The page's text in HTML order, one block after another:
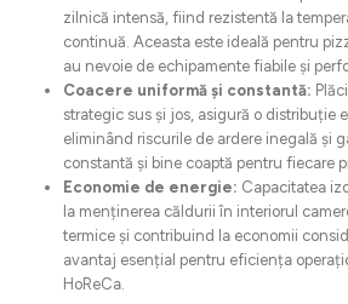
zilnică intensă, fiind rezistentă la
continuă. Aceasta este ideală pentru
au nevoie de echipamente fiabile și
Coacere uniformă și constantă:
strategic sus și jos, asigură o distribuție
eliminând riscurile de ardere inegală și
constantă și bine coaptă pentru fiecare
Economie de energie: Capacitatea
la menținerea căldurii în interiorul
termice și contribuind la economii
avantaj esențial pentru eficiența
HoReCa.